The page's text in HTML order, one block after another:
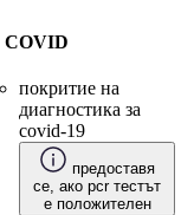
COVID
покритие на
диагностика за
covid-19
предоставя
се, ако pcr тестът
е положителен